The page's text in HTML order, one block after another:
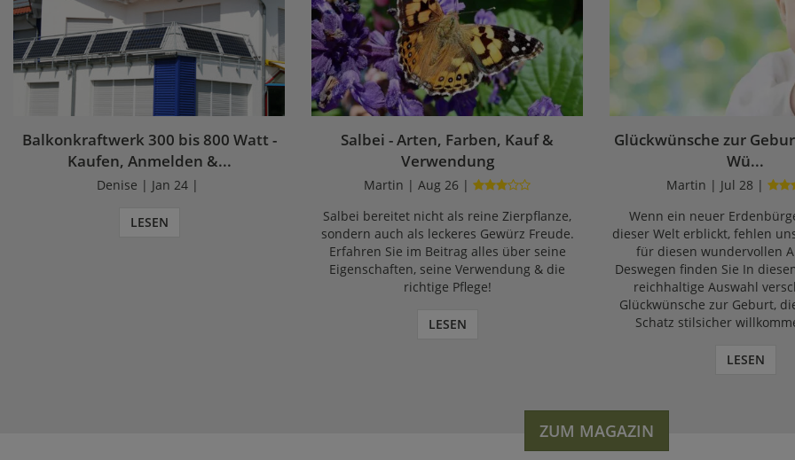
Balkonkraftwerk 300 bis 800 Watt -
Kaufen, Anmelden &...
Denise | Jan 24 |
LESEN
Salbei - Arten, Farben, Kauf &
Verwendung
Martin | Aug 26 |
Salbei bereitet nicht als reine Zierpflanze,
sondern auch als leckeres Gewürz Freude.
Erfahren Sie im Beitrag alles über seine
Eigenschaften, seine Verwendung & die
richtige Pflege!
LESEN
Glückwünsche zur
Wü...
Martin | Jul 28 |
Wenn ein neuer
dieser Welt erblickt, fehlen
für diesen wundervollen
Deswegen finden Sie In
reichhaltige Auswahl
Glückwünsche zur Geburt,
Schatz stilsicher
LESEN
ZUM MAGAZIN